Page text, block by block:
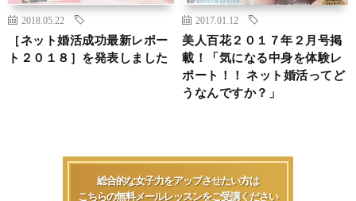
2018.05.22
［ネット婚活成功最新レポー
ト２０１８］を発表しました
2017.01.12
美人百花２０１７年２月号掲
載！「気になる中身を体験レ
ポート！！ ネット婚活ってど
うなんですか？」
総合的な女子力をアップさせたい方は
こちらの無料メールレッスンをご受講ください